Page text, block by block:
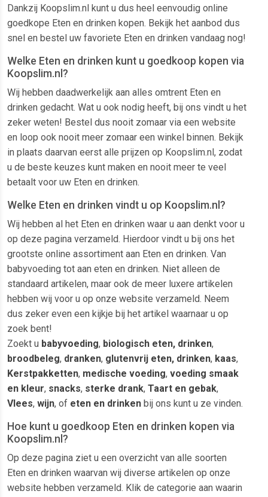
Dankzij Koopslim.nl kunt u dus heel eenvoudig online
goedkope Eten en drinken kopen. Bekijk het aanbod dus
snel en bestel uw favoriete Eten en drinken vandaag nog!
Welke Eten en drinken kunt u goedkoop kopen via
Koopslim.nl?
Wij hebben daadwerkelijk aan alles omtrent Eten en
drinken gedacht. Wat u ook nodig heeft, bij ons vindt u het
zeker weten! Bestel dus nooit zomaar via een website
en loop ook nooit meer zomaar een winkel binnen. Bekijk
in plaats daarvan eerst alle prijzen op Koopslim.nl, zodat
u de beste keuzes kunt maken en nooit meer te veel
betaalt voor uw Eten en drinken.
Welke Eten en drinken vindt u op Koopslim.nl?
Wij hebben al het Eten en drinken waar u aan denkt voor u
op deze pagina verzameld. Hierdoor vindt u bij ons het
grootste online assortiment aan Eten en drinken. Van
babyvoeding tot aan eten en drinken. Niet alleen de
standaard artikelen, maar ook de meer luxere artikelen
hebben wij voor u op onze website verzameld. Neem
dus zeker even een kijkje bij het artikel waarnaar u op
zoek bent!
Zoekt u babyvoeding, biologisch eten, drinken,
broodbeleg, dranken, glutenvrij eten, drinken, kaas,
Kerstpakketten, medische voeding, voeding smaak
en kleur, snacks, sterke drank, Taart en gebak,
Vlees, wijn, of eten en drinken bij ons kunt u ze vinden.
Hoe kunt u goedkoop Eten en drinken kopen via
Koopslim.nl?
Op deze pagina ziet u een overzicht van alle soorten
Eten en drinken waarvan wij diverse artikelen op onze
website hebben verzameld. Klik de categorie aan waarin